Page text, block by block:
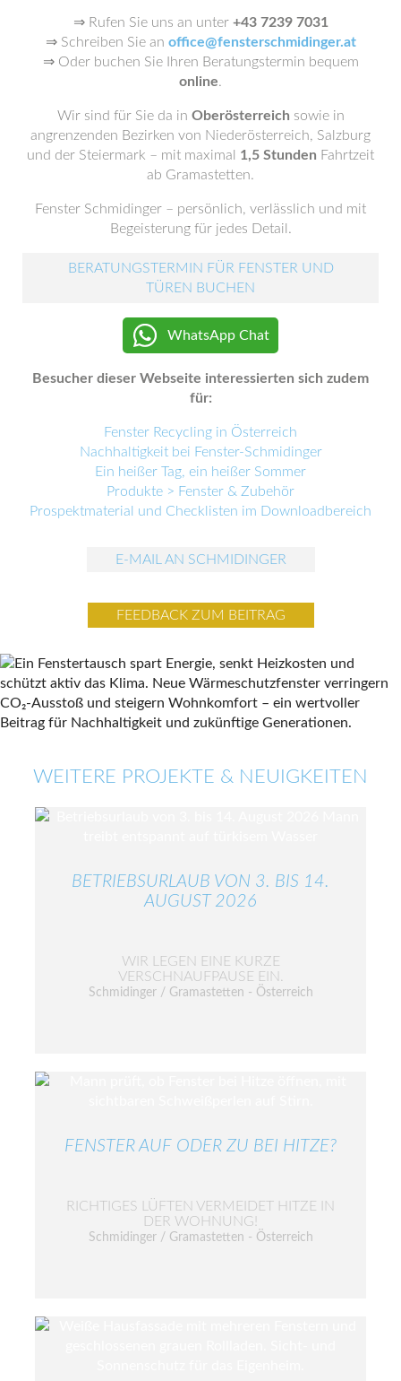
⇒ Rufen Sie uns an unter +43 7239 7031
⇒ Schreiben Sie an office@fensterschmidinger.at
⇒ Oder buchen Sie Ihren Beratungstermin bequem
online.
Wir sind für Sie da in Oberösterreich sowie in
angrenzenden Bezirken von Niederösterreich, Salzburg
und der Steiermark – mit maximal 1,5 Stunden Fahrtzeit
ab Gramastetten.
Fenster Schmidinger – persönlich, verlässlich und mit
Begeisterung für jedes Detail.
BERATUNGSTERMIN FÜR FENSTER UND
TÜREN BUCHEN
WhatsApp Chat
Besucher dieser Webseite interessierten sich zudem
für:
Fenster Recycling in Österreich
Nachhaltigkeit bei Fenster-Schmidinger
Ein heißer Tag, ein heißer Sommer
Produkte > Fenster & Zubehör
Prospektmaterial und Checklisten im Downloadbereich
E-MAIL AN SCHMIDINGER
FEEDBACK ZUM BEITRAG
WEITERE PROJEKTE & NEUIGKEITEN
BETRIEBSURLAUB VON 3. BIS 14.
AUGUST 2026
WIR LEGEN EINE KURZE
VERSCHNAUFPAUSE EIN.
Schmidinger / Gramastetten - Österreich
FENSTER AUF ODER ZU BEI HITZE?
RICHTIGES LÜFTEN VERMEIDET HITZE IN
DER WOHNUNG!
Schmidinger / Gramastetten - Österreich